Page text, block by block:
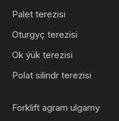
Palet terezisi
Oturgyç terezisi
Ok ýük terezisi
Polat silindr terezisi
Forklift agram ulgamy